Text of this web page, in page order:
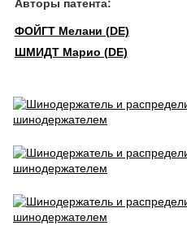
Авторы патента:
ФОЙГТ Мелани (DE)
ШМИДТ Марио (DE)